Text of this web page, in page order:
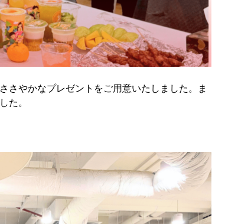
さやかなプレゼントをご用意いたしました。ま
た。